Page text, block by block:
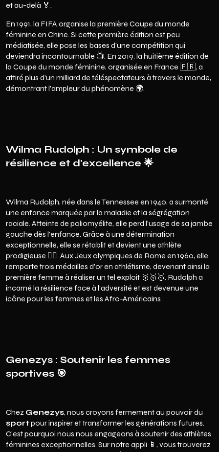
et au-delà 🏅.
En 1991, la FIFA organise la première Coupe du monde
féminine en Chine. Si cette première édition est peu
médiatisée, elle pose les bases d'une compétition qui
deviendra incontournable 📺. En 2019, la huitième édition de
la Coupe du monde féminine, organisée en France 🇫🇷, a
attiré plus d'un milliard de téléspectateurs à travers le monde,
démontrant l'ampleur du phénomène 🌍.
Wilma Rudolph : Un symbole de
résilience et d'excellence 🌟
Wilma Rudolph, née dans le Tennessee en 1940, a surmonté
une enfance marquée par la maladie et la ségrégation
raciale. Atteinte de poliomyélite, elle perd l'usage de sa jambe
gauche dès l'enfance. Grâce à une détermination
exceptionnelle, elle se rétablit et devient une athlète
prodigieuse 🏃‍♀️. Aux Jeux olympiques de Rome en 1960, elle
remporte trois médailles d'or en athlétisme, devenant ainsi la
première femme à réaliser un tel exploit 🥇🥇🥇. Rudolph a
incarné la résilience face à l'adversité et est devenue une
icône pour les femmes et les Afro-Américains .
Genezys : Soutenir les femmes
sportives 🎯
Chez Genezys, nous croyons fermement au pouvoir du
sport pour inspirer et transformer les générations futures.
C'est pourquoi nous nous engageons à soutenir des athlètes
féminines exceptionnelles. Sur notre appli 📱, vous trouverez